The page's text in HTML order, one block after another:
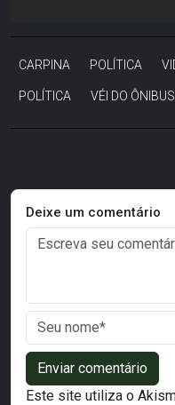
CARPINA POLÍTICA
POLÍTICA VÉI DO ÔNIBUS
Deixe um comentário
Enviar comentário
Este site utiliza o